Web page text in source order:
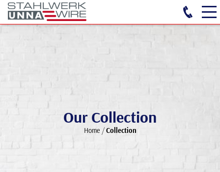
Our Collection
Home /Collection